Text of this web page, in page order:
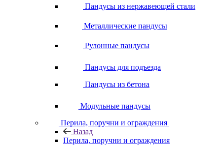
Пандусы из нержавеющей стали
Металлические пандусы
Рулонные пандусы
Пандусы для подъезда
Пандусы из бетона
Модульные пандусы
Перила, поручни и ограждения
Назад
Перила, поручни и ограждения